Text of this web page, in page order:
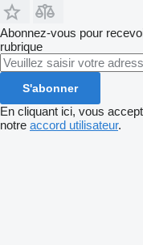
Abonnez-vous pour
rubrique
S'abonner
En cliquant ici, vous
notre accord utilisateur.